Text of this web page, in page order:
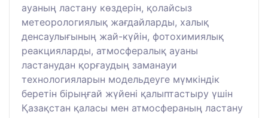
ауаның ластану көздерін, қолайсыз
метеорологиялық жағдайларды, халық
денсаулығының жай-күйін, фотохимиялық
реакцияларды, атмосфералық ауаны
ластанудан қорғаудың заманауи
технологияларын модельдеуге мүмкіндік
беретін бірыңғай жүйені қалыптастыру үшін
Қазақстан қаласы мен атмосфераның ластану